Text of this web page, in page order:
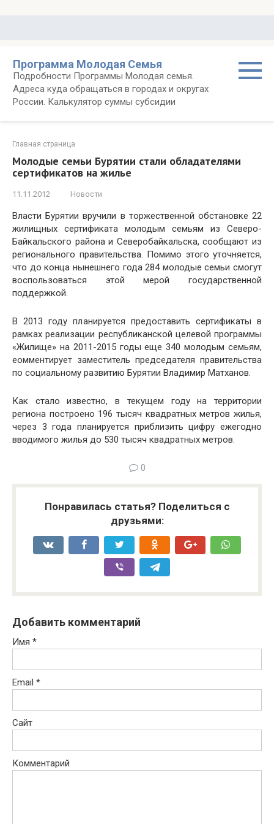
Программа Молодая Семья
Подробности Программы Молодая семья.
Адреса куда обращаться в городах и округах
России. Калькулятор суммы субсидии
Главная страница
Молодые семьи Бурятии стали обладателями
сертификатов на жилье
11.11.2012 Новости
Власти Бурятии вручили в торжественной обстановке 22
жилищных сертификата молодым семьям из Северо-
Байкальского района и Северобайкальска, сообщают из
регионального правительства. Помимо этого уточняется,
что до конца нынешнего года 284 молодые семьи смогут
воспользоваться этой мерой государственной
поддержкой.
В 2013 году планируется предоставить сертификаты в
рамках реализации республиканской целевой программы
«Жилище» на 2011-2015 годы еще 340 молодым семьям,
еомментирует заместитель председателя правительства
по социальному развитию Бурятии Владимир Матханов.
Как стало известно, в текущем году на территории
региона построено 196 тысяч квадратных метров жилья,
через 3 года планируется приблизить цифру ежегодно
вводимого жилья до 530 тысяч квадратных метров.
0
Понравилась статья? Поделиться с
друзьями:
Добавить комментарий
Имя *
Email *
Сайт
Комментарий